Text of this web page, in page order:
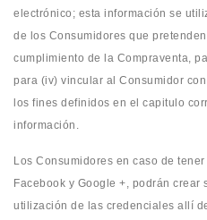
electrónico; esta información se
de los Consumidores que
cumplimiento de la Compraventa,
para (iv) vincular al Consumidor
los fines definidos en el capitulo
información.
Los Consumidores en caso de
Facebook y Google +, podrán crear
utilización de las credenciales allí